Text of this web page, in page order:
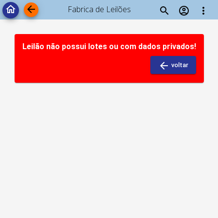
home arrow_back Fabrica de Leilões search account_circle more_vert
Leilão não possui lotes ou com dados privados!
arrow_back voltar